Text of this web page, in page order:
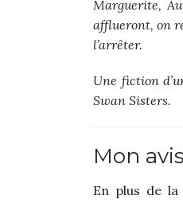
Marguerite,
afflueront, on
l’arrêter.
Une fiction
Swan Sisters.
Mon
En plus de